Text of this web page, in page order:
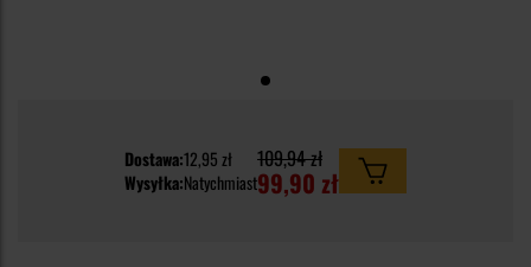
Dostawa:12,95 zł
Wysyłka:Natychmiast
109,94 zł
99,90 zł